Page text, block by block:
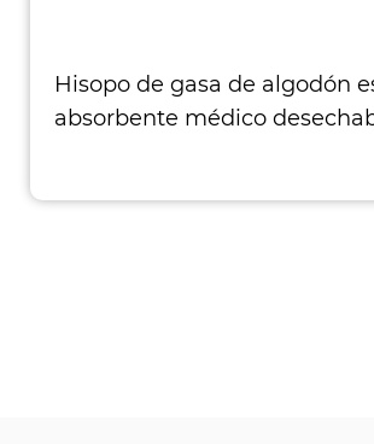
Hisopo de gasa de algodón
absorbente médico